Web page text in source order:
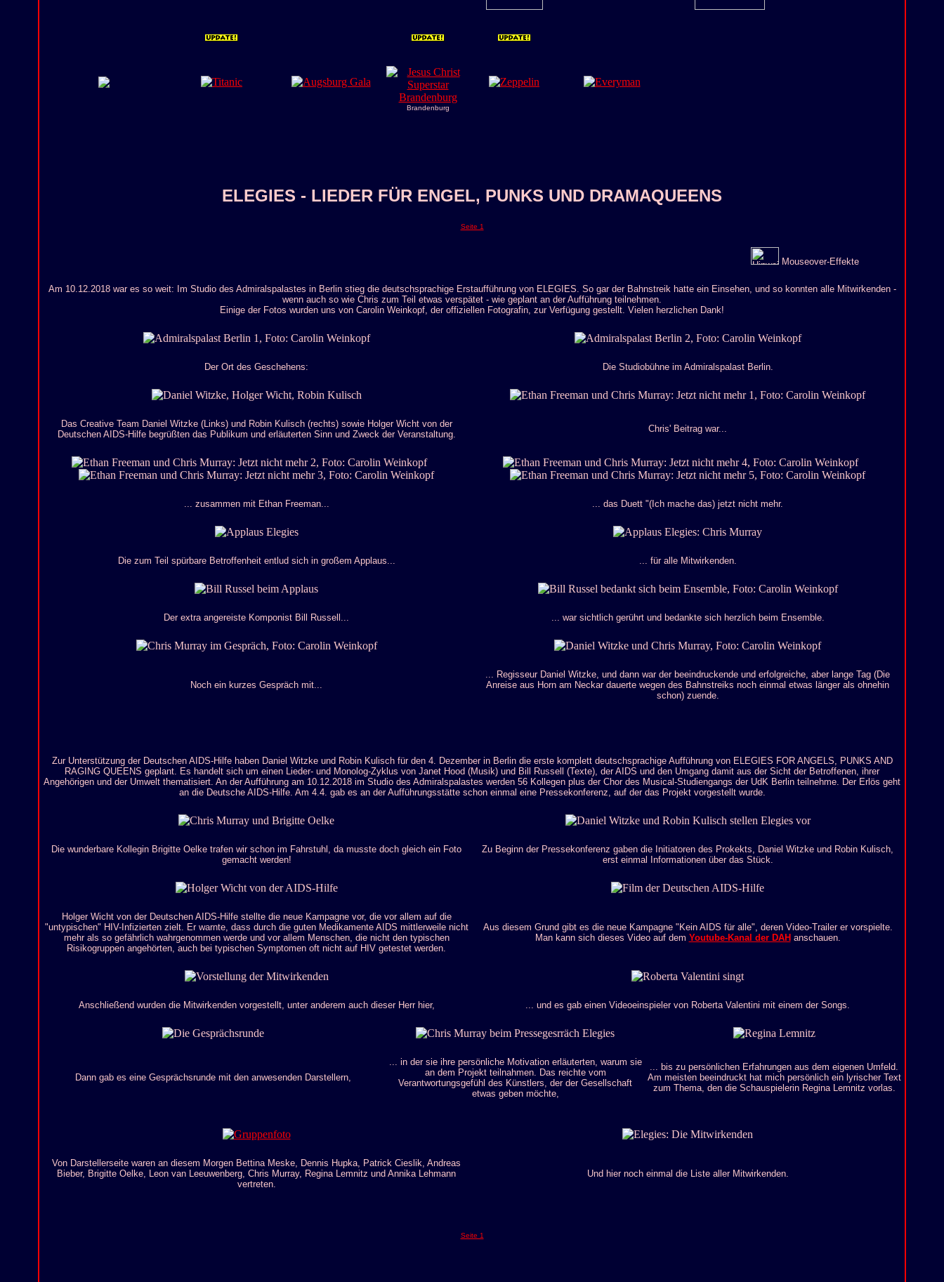
Brandenburg
ELEGIES - LIEDER FÜR ENGEL, PUNKS UND DRAMAQUEENS
Seite 1
Mouseover-Effekte
Am 10.12.2018 war es so weit: Im Studio des Admiralspalastes in Berlin stieg die deutschsprachige Erstaufführung von ELEGIES. So gar der Bahnstreik hatte ein Einsehen, und so konnten alle Mitwirkenden -
wenn auch so wie Chris zum Teil etwas verspätet - wie geplant an der Aufführung teilnehmen.
Einige der Fotos wurden uns von Carolin Weinkopf, der offiziellen Fotografin, zur Verfügung gestellt. Vielen herzlichen Dank!
Der Ort des Geschehens: Die Studiobühne im Admiralspalast Berlin.
Das Creative Team Daniel Witzke (Links) und Robin Kulisch (rechts) sowie Holger Wicht von der
Deutschen AIDS-Hilfe begrüßten das Publikum und erläuterten Sinn und Zweck der Veranstaltung.
Chris' Beitrag war...
... zusammen mit Ethan Freeman... ... das Duett "(Ich mache das) jetzt nicht mehr.
Die zum Teil spürbare Betroffenheit entlud sich in großem Applaus... ... für alle Mitwirkenden.
Der extra angereiste Komponist Bill Russell... ... war sichtlich gerührt und bedankte sich herzlich beim Ensemble.
Noch ein kurzes Gespräch mit...
... Regisseur Daniel Witzke, und dann war der beeindruckende und erfolgreiche, aber lange Tag (Die
Anreise aus Horn am Neckar dauerte wegen des Bahnstreiks noch einmal etwas länger als ohnehin
schon) zuende.
Zur Unterstützung der Deutschen AIDS-Hilfe haben Daniel Witzke und Robin Kulisch für den 4. Dezember in Berlin die erste komplett deutschsprachige Aufführung von ELEGIES FOR ANGELS, PUNKS AND
RAGING QUEENS geplant. Es handelt sich um einen Lieder- und Monolog-Zyklus von Janet Hood (Musik) und Bill Russell (Texte), der AIDS und den Umgang damit aus der Sicht der Betroffenen, ihrer
Angehörigen und der Umwelt thematisiert. An der Aufführung am 10.12.2018 im Studio des Admiralspalastes werden 56 Kollegen plus der Chor des Musical-Studiengangs der UdK Berlin teilnehme. Der Erlös geht
an die Deutsche AIDS-Hilfe. Am 4.4. gab es an der Aufführungsstätte schon einmal eine Pressekonferenz, auf der das Projekt vorgestellt wurde.
Die wunderbare Kollegin Brigitte Oelke trafen wir schon im Fahrstuhl, da musste doch gleich ein Foto
gemacht werden!
Zu Beginn der Pressekonferenz gaben die Initiatoren des Prokekts, Daniel Witzke und Robin Kulisch,
erst einmal Informationen über das Stück.
Holger Wicht von der Deutschen AIDS-Hilfe stellte die neue Kampagne vor, die vor allem auf die
"untypischen" HIV-Infizierten zielt. Er warnte, dass durch die guten Medikamente AIDS mittlerweile nicht
mehr als so gefährlich wahrgenommen werde und vor allem Menschen, die nicht den typischen
Risikogruppen angehörten, auch bei typischen Symptomen oft nicht auf HIV getestet werden.
Aus diesem Grund gibt es die neue Kampagne "Kein AIDS für alle", deren Video-Trailer er vorspielte.
Man kann sich dieses Video auf dem Youtube-Kanal der DAH anschauen.
Anschließend wurden die Mitwirkenden vorgestellt, unter anderem auch dieser Herr hier, ... und es gab einen Videoeinspieler von Roberta Valentini mit einem der Songs.
Dann gab es eine Gesprächsrunde mit den anwesenden Darstellern,
... in der sie ihre persönliche Motivation erläuterten, warum sie
an dem Projekt teilnahmen. Das reichte vom
Verantwortungsgefühl des Künstlers, der der Gesellschaft
etwas geben möchte,
... bis zu persönlichen Erfahrungen aus dem eigenen Umfeld.
Am meisten beeindruckt hat mich persönlich ein lyrischer Text
zum Thema, den die Schauspielerin Regina Lemnitz vorlas.
Von Darstellerseite waren an diesem Morgen Bettina Meske, Dennis Hupka, Patrick Cieslik, Andreas
Bieber, Brigitte Oelke, Leon van Leeuwenberg, Chris Murray, Regina Lemnitz und Annika Lehmann
vertreten.
Und hier noch einmal die Liste aller Mitwirkenden.
Seite 1